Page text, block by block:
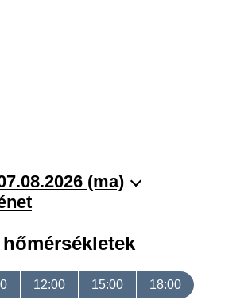
(ma)
12:00 15:00 18:00